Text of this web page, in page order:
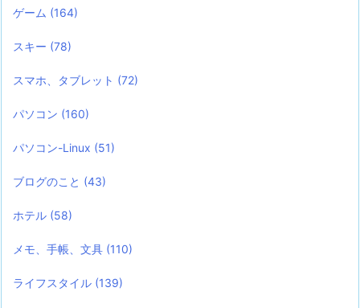
ゲーム (164)
スキー (78)
スマホ、タブレット (72)
パソコン (160)
パソコン-Linux (51)
ブログのこと (43)
ホテル (58)
メモ、手帳、文具 (110)
ライフスタイル (139)